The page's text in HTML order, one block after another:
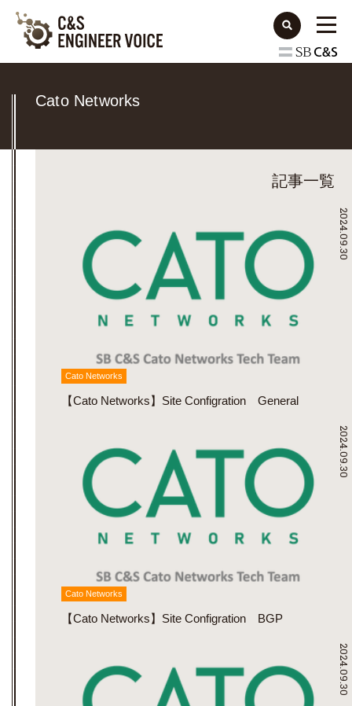
Cato Networks
記事一覧
2024.09.30
Cato Networks
【Cato Networks】Site Configration General
2024.09.30
Cato Networks
【Cato Networks】Site Configration BGP
2024.09.30